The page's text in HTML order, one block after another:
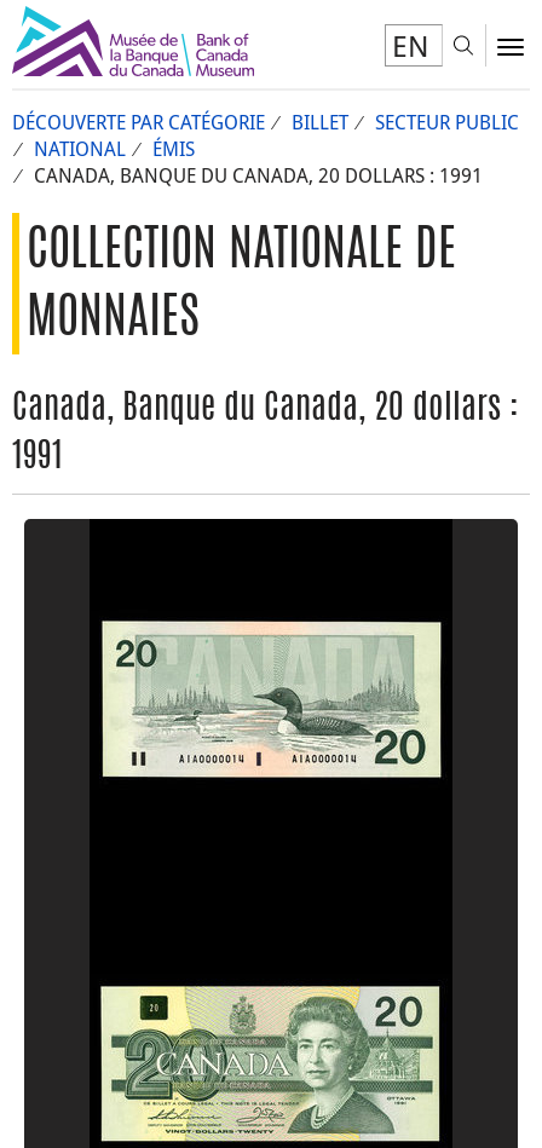
EN
DÉCOUVERTE PAR CATÉGORIE BILLET
SECTEUR PUBLIC
NATIONAL
ÉMIS
CANADA, BANQUE DU CANADA, 20 DOLLARS : 1991
COLLECTION NATIONALE DE
MONNAIES
Canada, Banque du Canada, 20 dollars :
1991